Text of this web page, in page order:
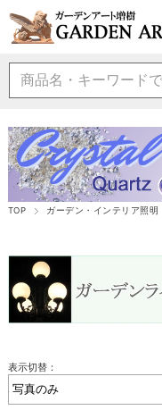
TOP ガーデン・インテリア照明
表示切替：